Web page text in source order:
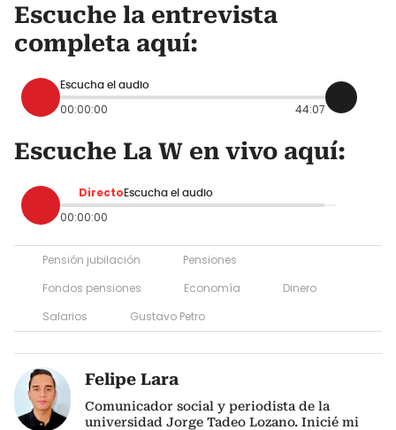
Escuche la entrevista
completa aquí:
Escucha el audio
00:00:00 44:07
Escuche La W en vivo aquí:
Directo Escucha el audio
00:00:00
Pensión jubilación
Pensiones
Fondos pensiones
Economía
Dinero
Salarios
Gustavo Petro
Felipe Lara
Comunicador social y periodista de la
universidad Jorge Tadeo Lozano. Inicié mi